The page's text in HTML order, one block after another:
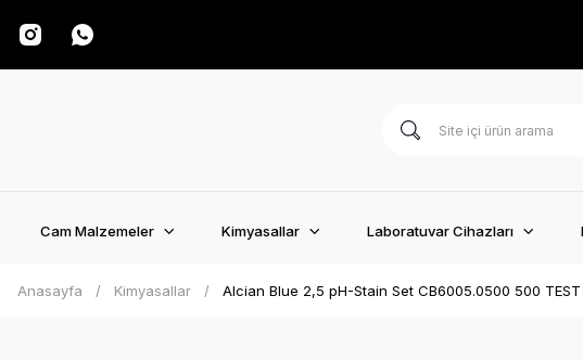
Cam Malzemeler Kimyasallar Laboratuvar Cihazları
Anasayfa Kimyasallar Alcian Blue 2,5 pH-Stain Set CB6005.0500 500 TEST